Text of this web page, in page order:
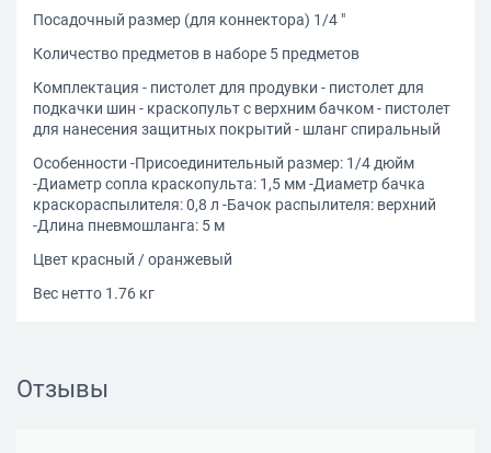
Посадочный размер (для коннектора) 1/4 "
Количество предметов в наборе 5 предметов
Комплектация - пистолет для продувки - пистолет для
подкачки шин - краскопульт с верхним бачком - пистолет
для нанесения защитных покрытий - шланг спиральный
Особенности -Присоединительный размер: 1/4 дюйм
-Диаметр сопла краскопульта: 1,5 мм -Диаметр бачка
краскораспылителя: 0,8 л -Бачок распылителя: верхний
-Длина пневмошланга: 5 м
Цвет красный / оранжевый
Вес нетто 1.76 кг
Отзывы